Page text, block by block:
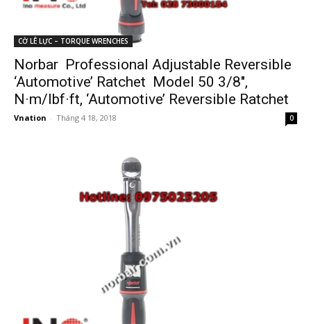
CỜ LÊ LỰC – TORQUE WRENCHES
Norbar Professional Adjustable Reversible
‘Automotive’ Ratchet Model 50 3/8″,
N·m/lbf·ft, ‘Automotive’ Reversible Ratchet
Vnation - Tháng 4 18, 2018 0